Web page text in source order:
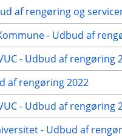
af rengøring og
- Udbud af
- Udbud af rengøring
af rengøring 2022
- Udbud af rengøring
- Udbud af